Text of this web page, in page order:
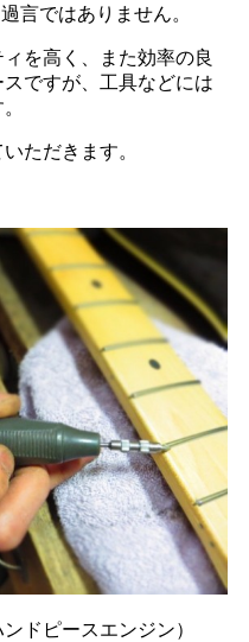
言ではありません。
を高く、また効率の良
ですが、工具などには
ただきます。
ドピースエンジン）